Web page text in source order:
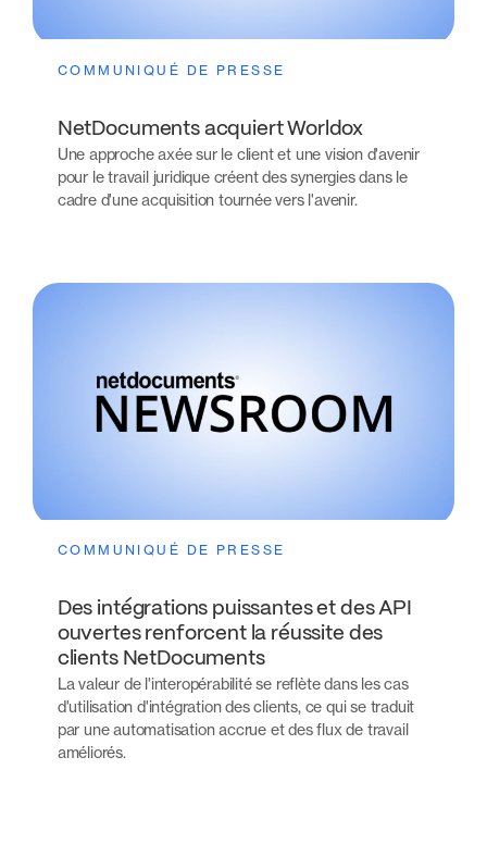
COMMUNIQUÉ DE PRESSE
NetDocuments acquiert Worldox
Une approche axée sur le client et une vision d'avenir
pour le travail juridique créent des synergies dans le
cadre d'une acquisition tournée vers l'avenir.
COMMUNIQUÉ DE PRESSE
Des intégrations puissantes et des API
ouvertes renforcent la réussite des
clients NetDocuments
La valeur de l'interopérabilité se reflète dans les cas
d'utilisation d'intégration des clients, ce qui se traduit
par une automatisation accrue et des flux de travail
améliorés.